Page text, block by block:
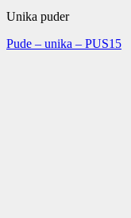
Unika puder
Pude – unika – PUS15